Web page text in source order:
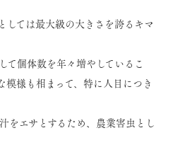
しては最大級の大きさを誇るキマ
て個体数を年々増やしているこ
模様も相まって、特に人目につき
をエサとするため、農業害虫とし